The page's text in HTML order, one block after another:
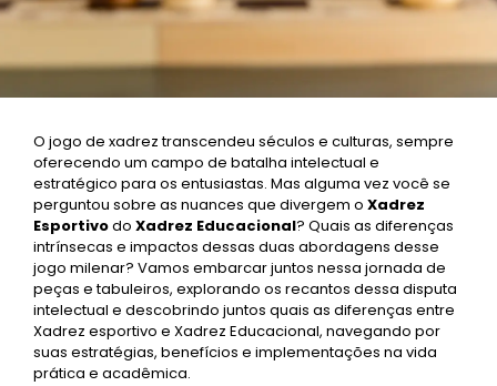
O jogo de xadrez transcendeu séculos e culturas, sempre
oferecendo um campo de batalha intelectual e
estratégico para os entusiastas. Mas alguma vez você se
perguntou sobre as nuances que divergem o Xadrez
Esportivodo Xadrez Educacional? Quais as diferenças
intrínsecas e impactos dessas duas abordagens desse
jogo milenar? Vamos embarcar juntos nessa jornada de
peças e tabuleiros, explorando os recantos dessa disputa
intelectual e descobrindo juntos quais as diferenças entre
Xadrez esportivo e Xadrez Educacional, navegando por
suas estratégias, benefícios e implementações na vida
prática e acadêmica.